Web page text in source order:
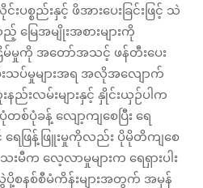
ပစ္စည်းနှင့် ဖိအားပေးခြင်းဖြင့် သဲ
မြေအမျိုးအစားများကို
မှုကို အတော်အသင့် ဖန်တီးပေး
သပ်မှုများအရ အလိုအလျောက်
ည်းလမ်းများနှင့် နှိုင်းယှဉ်ပါက
စ်ပုံခန့် လျော့ကျစေပြီး ရေ
ရေဖြန့်ဖြူးမှုကိုလည်း ပိုမိုတိကျစေ
းမီက လေ့လာမှုများက ရေရှားပါး
နစ်စီမံကိန်းများအတွက် အမှန်